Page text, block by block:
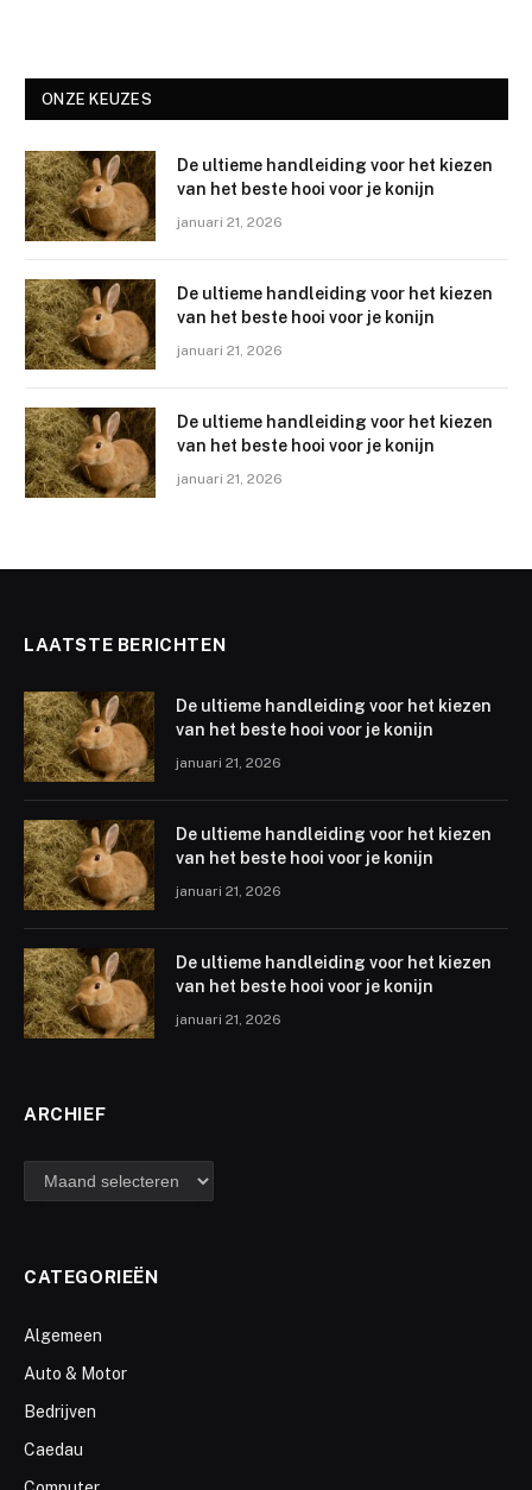
ONZE KEUZES
De ultieme handleiding voor het kiezen
van het beste hooi voor je konijn
januari 21, 2026
De ultieme handleiding voor het kiezen
van het beste hooi voor je konijn
januari 21, 2026
De ultieme handleiding voor het kiezen
van het beste hooi voor je konijn
januari 21, 2026
LAATSTE BERICHTEN
De ultieme handleiding voor het kiezen
van het beste hooi voor je konijn
januari 21, 2026
De ultieme handleiding voor het kiezen
van het beste hooi voor je konijn
januari 21, 2026
De ultieme handleiding voor het kiezen
van het beste hooi voor je konijn
januari 21, 2026
ARCHIEF
archief
CATEGORIEËN
Algemeen
Auto & Motor
Bedrijven
Caedau